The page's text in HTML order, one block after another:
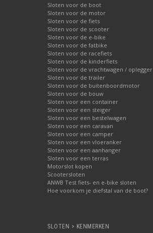
Sloten voor de boot
Sloten voor de motor
Sloten voor de fiets
Sloten voor de scooter
Sloten voor de e-bike
Sloten voor de fatbike
Sloten voor de racefiets
Sloten voor de kinderfiets
Sloten voor de vrachtwagen / oplegger
Sloten voor de trailer
Sloten voor de buitenboordmotor
Sloten voor de bouw
Sloten voor een container
Sloten voor een steiger
Sloten voor een bestelwagen
Sloten voor een caravan
Sloten voor een camper
Sloten voor een vloeranker
Sloten voor een aanhanger
Sloten voor een terras
Motorslot kopen
Scootersloten
ANWB Test fiets- en e-bike sloten
Hoe voorkom je diefstal van de boot?
SLOTEN > KENMERKEN